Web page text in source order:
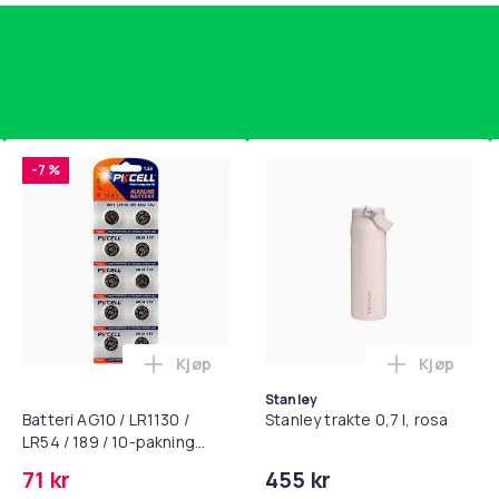
8460
c7f58cbe-a565-4e29-9ce0-9907ee54f1b2
- mage- og kjernetrening, yoga og
for Bose QC35 I/II, QC25, QC15, QC 2 AE 2, AE 2i, AE 2w,
-7 %
Batteri AG10 / LR1130 /
LR54 / 189 / 10-pakning
71 kr
Legg Batteri AG10 / LR1130 / LR54 / 189
Kjøp
Stanley
Stanley trakte 0,7 l, rosa
455 kr
Legg
Kjøp